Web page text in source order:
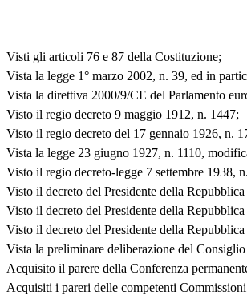
Visti gli articoli 76 e 87 della Costituzione;
Vista la legge 1° marzo 2002, n. 39, ed in
Vista la direttiva 2000/9/CE del Parlamento
Visto il regio decreto 9 maggio 1912, n. 1447;
Visto il regio decreto del 17 gennaio 1926, n.
Vista la legge 23 giugno 1927, n. 1110,
Visto il regio decreto-legge 7 settembre 1938,
Visto il decreto del Presidente della
Visto il decreto del Presidente della
Visto il decreto del Presidente della
Vista la preliminare deliberazione del
Acquisito il parere della Conferenza
Acquisiti i pareri delle competenti